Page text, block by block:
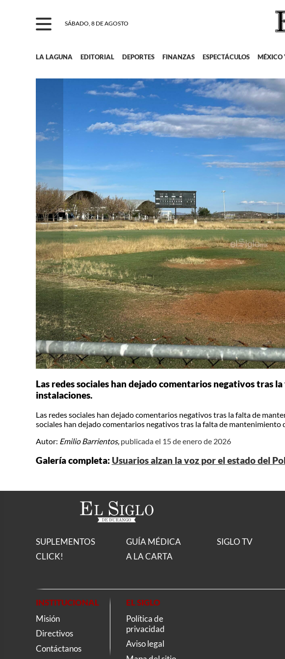
SÁBADO, 8 DE AGOSTO
LA LAGUNA EDITORIAL DEPORTES FINANZAS ESPECTÁCULOS MÉXICO
Las redes sociales han dejado comentarios negativos tras
instalaciones.
Las redes sociales han dejado comentarios negativos tras la falta de
sociales han dejado comentarios negativos tras la falta de mantenimiento
Autor: Emilio Barrientos, publicada el 15 de enero de 2026
Galería completa: Usuarios alzan la voz por el estado del
SUPLEMENTOS
CLICK!
GUÍA MÉDICA
A LA CARTA
SIGLO TV
INSTITUCIONAL
Misión
Directivos
Contáctanos
EL SIGLO
Política de
privacidad
Aviso legal